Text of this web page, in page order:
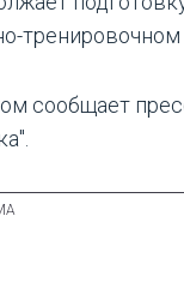
сообщает